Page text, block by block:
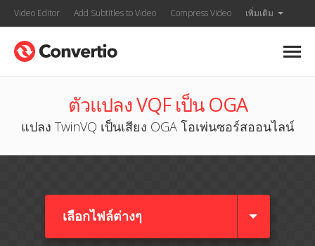
Video Editor Add Subtitles to Video Compress Video เพิ่มเติม
ตัวแปลง VQF เป็น OGA
แปลง TwinVQ เป็นเสียง OGA โอเพ่นซอร์สออนไลน์
เลือกไฟล์ต่างๆ​